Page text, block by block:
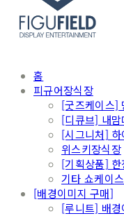
홈
피규어장식장
[굿즈케이스]
[디큐브] 내
[시그니처]
위스키장식장
[기획상품]
기타 쇼케이
[배경이미지 구매]
[루니트] 배